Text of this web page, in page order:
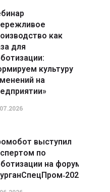
как
для
культуру
на
выступил
по
на форуме